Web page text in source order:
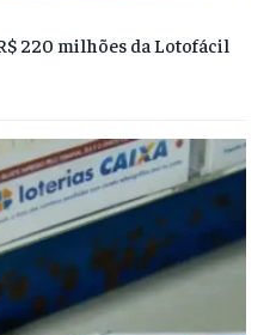
220 milhões da Lotofácil